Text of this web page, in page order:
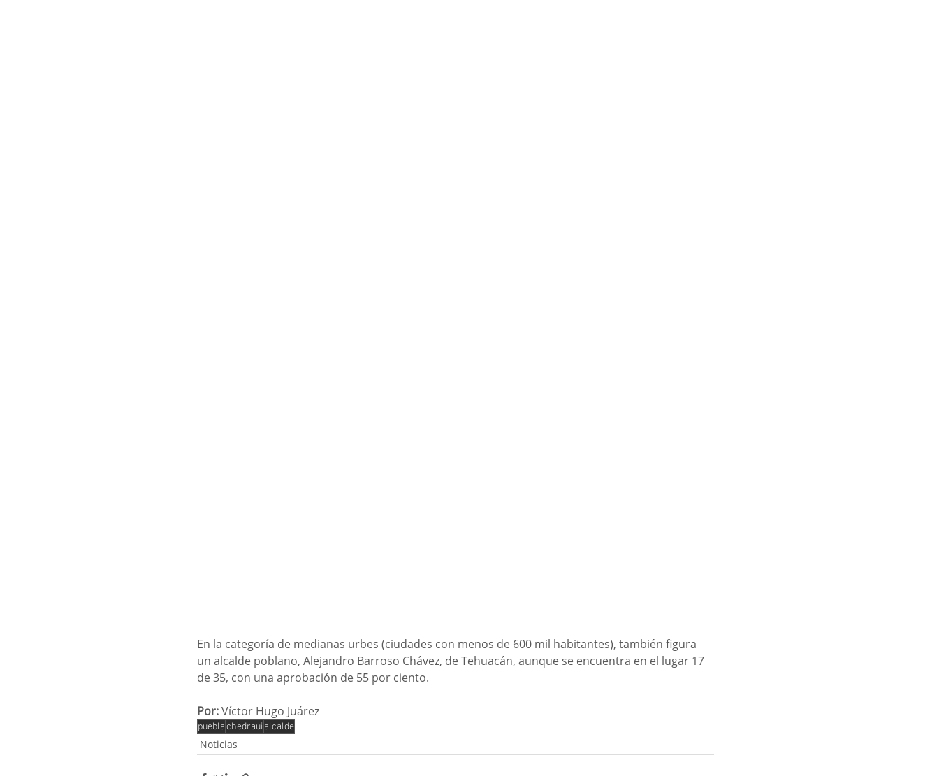
En la categoría de medianas urbes (ciudades con menos de 600 mil habitantes), también figura
un alcalde poblano, Alejandro Barroso Chávez, de Tehuacán, aunque se encuentra en el lugar 17
de 35, con una aprobación de 55 por ciento.
Por: Víctor Hugo Juárez
pueblachedraui alcalde
Noticias